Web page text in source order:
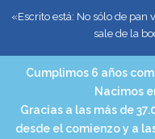
«Escrito está: No sólo de
sale de la
Cumplimos 6 años
Nacimos
Gracias a las más de
desde el comienzo y a